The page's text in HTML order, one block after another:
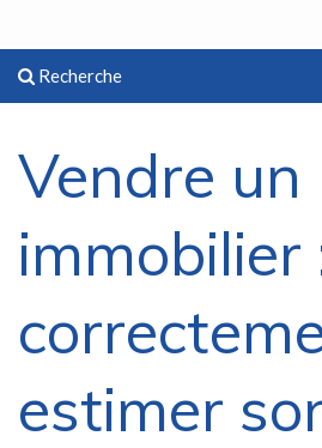
Recherche
Vendre un
immobilier
estimer